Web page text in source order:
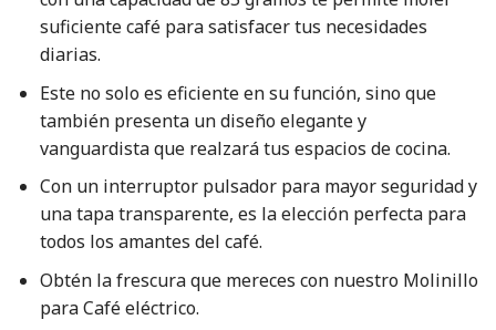
suficiente café para satisfacer tus necesidades
diarias.
Este no solo es eficiente en su función, sino que
también presenta un diseño elegante y
vanguardista que realzará tus espacios de cocina.
Con un interruptor pulsador para mayor seguridad y
una tapa transparente, es la elección perfecta para
todos los amantes del café.
Obtén la frescura que mereces con nuestro Molinillo
para Café eléctrico.